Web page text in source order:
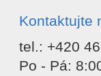
Kontaktujte
tel.: +420
Po - Pá: